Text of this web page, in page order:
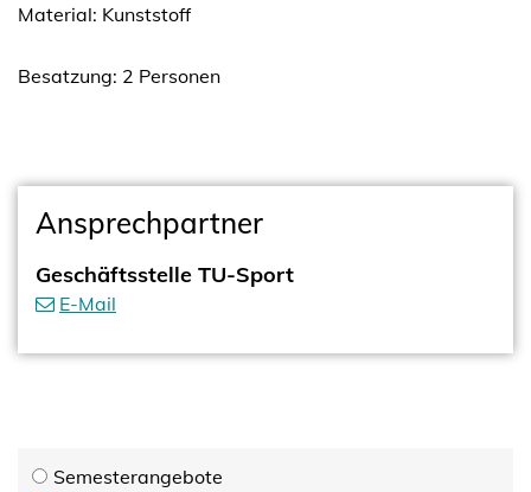
Material: Kunststoff
Besatzung: 2 Personen
Ansprechpartner
Geschäftsstelle TU-Sport
E-Mail
Semesterangebote